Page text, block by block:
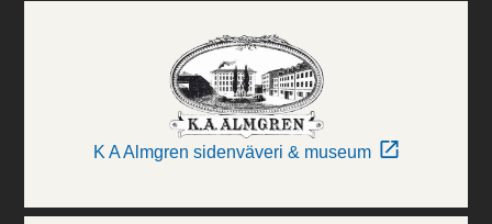
K A Almgren sidenväveri & museum